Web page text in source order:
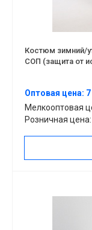
Костюм зимний/
СОП (защита от
Оптовая цена:
Мелкооптовая
Розничная